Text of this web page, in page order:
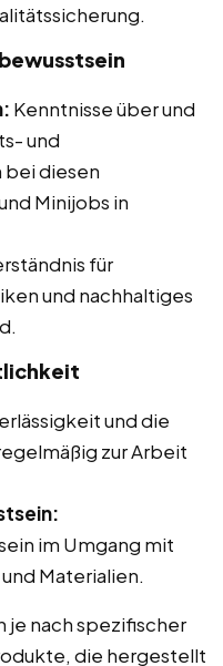
Kenntnisse über und
und
diesen
Minijobs in
für
und nachhaltiges
und die
zur Arbeit
im Umgang mit
Materialien.
je nach spezifischer
die hergestellt